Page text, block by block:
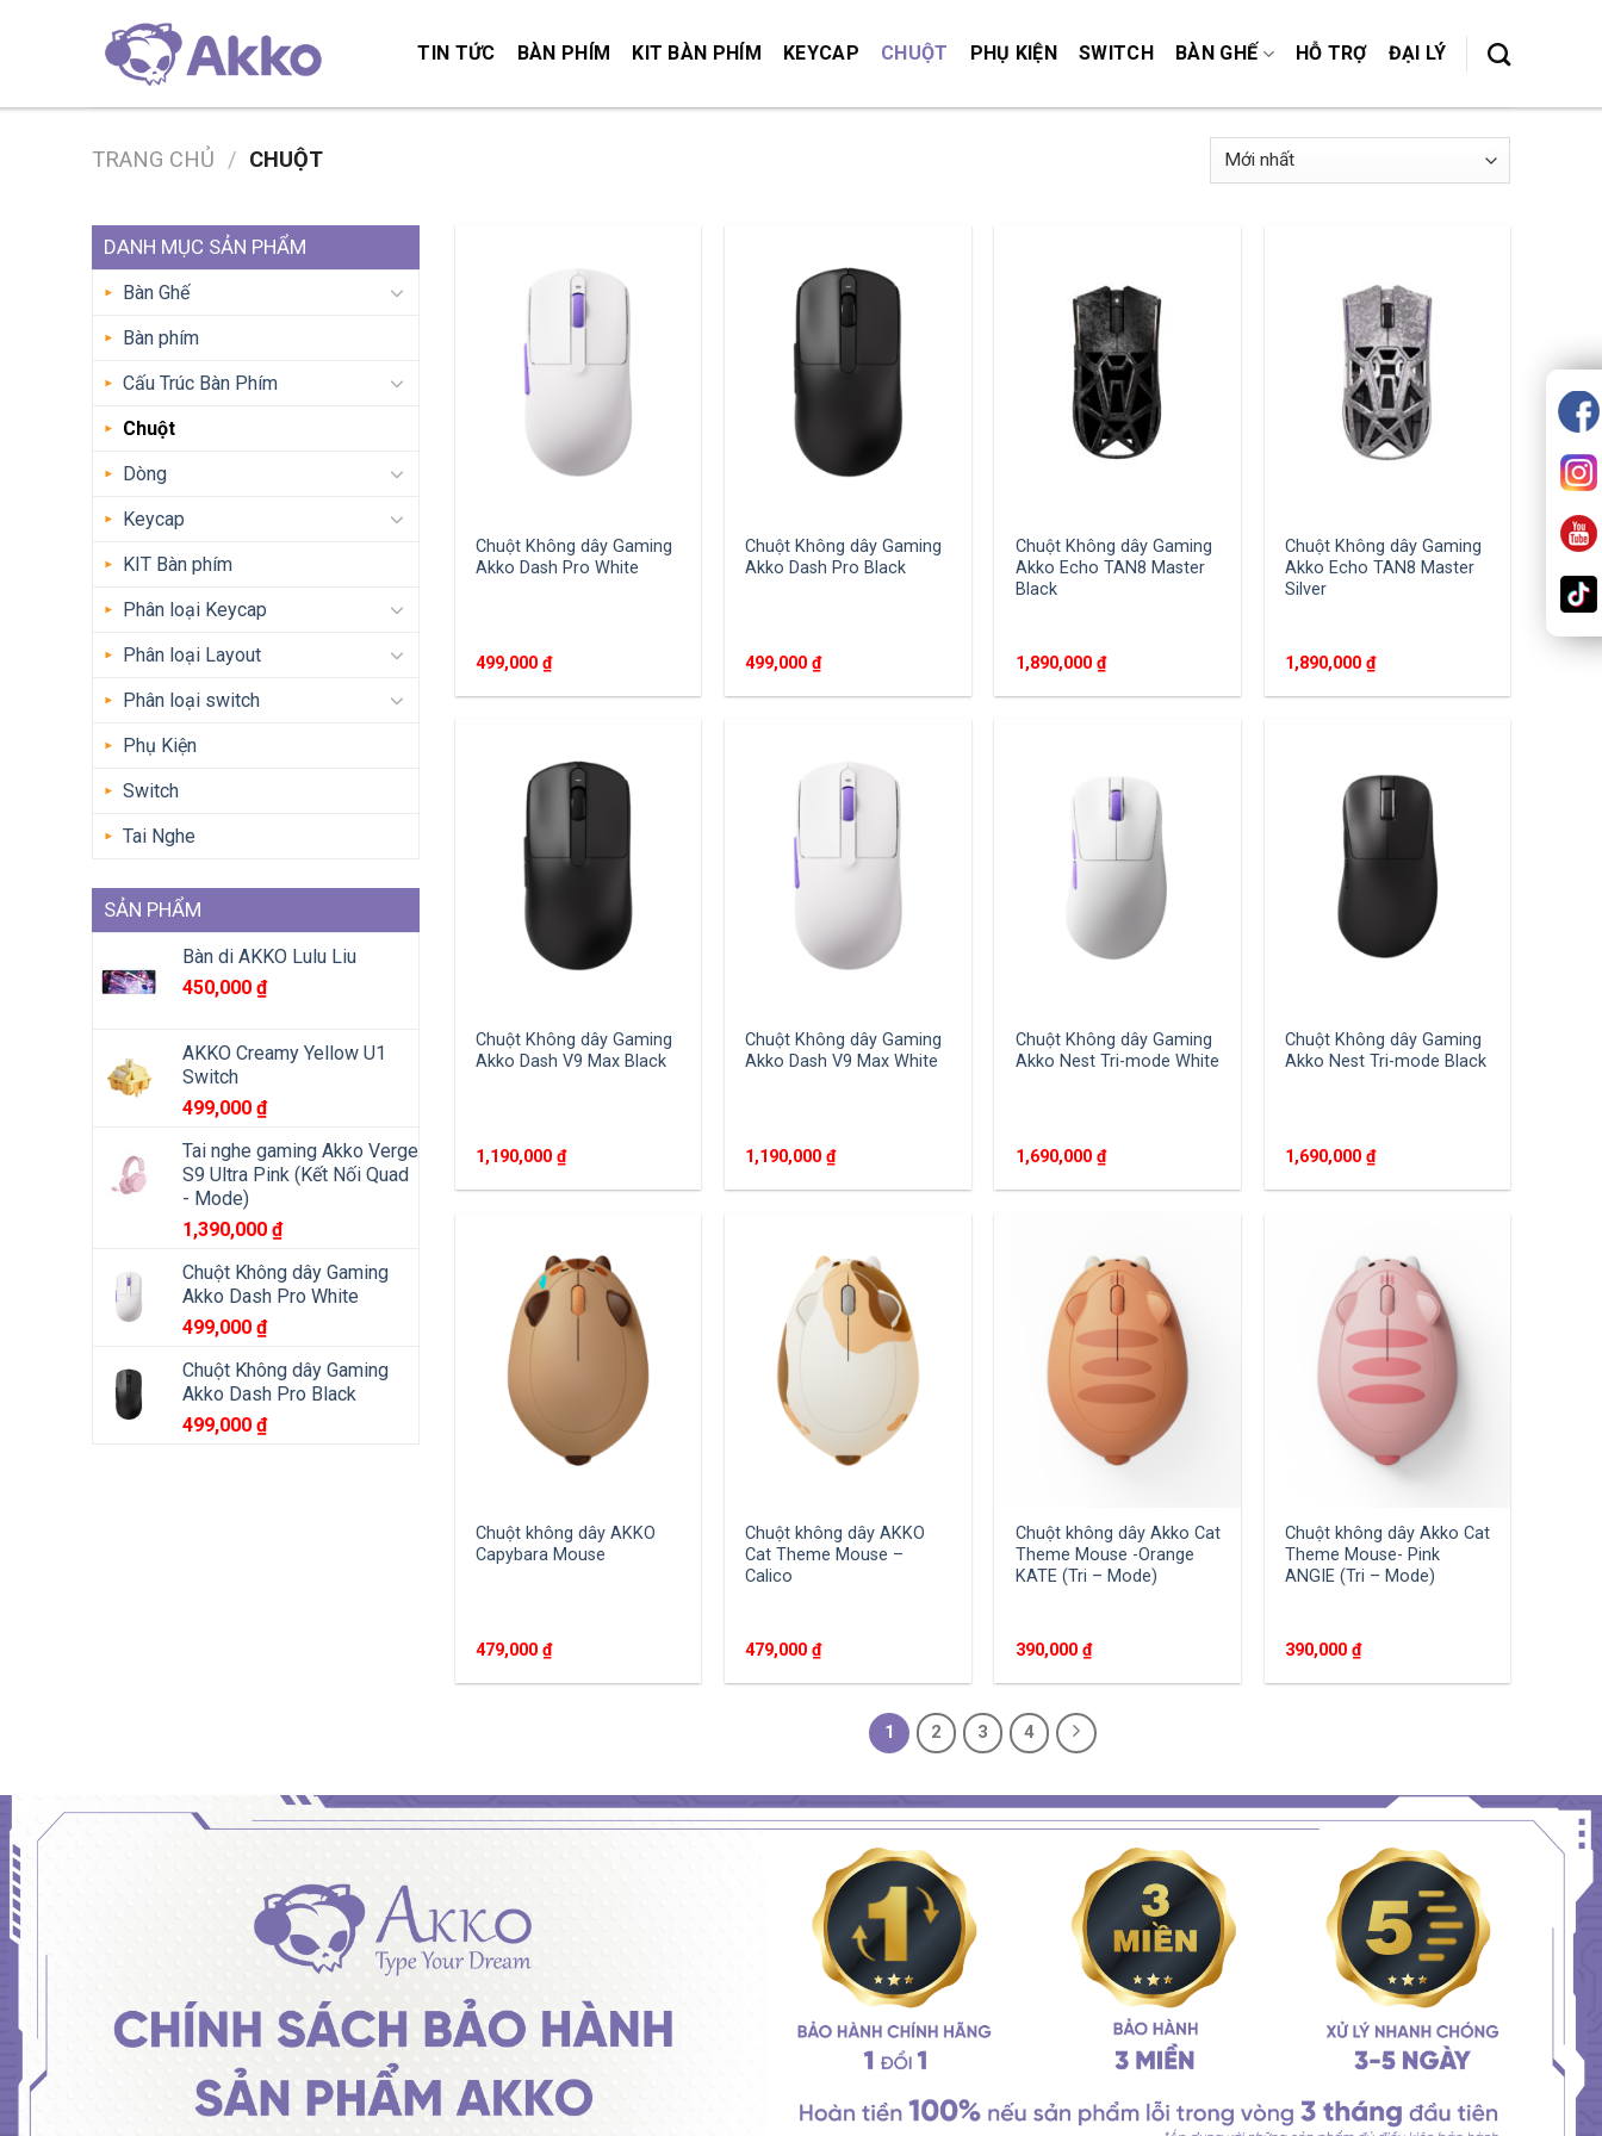
TIN TỨC BÀN PHÍM KIT BÀN PHÍM KEYCAP CHUỘT PHỤ KIỆN SWITCH BÀN GHẾ HỖ TRỢ ĐẠI LÝ
TRANG CHỦ / CHUỘT
DANH MỤC SẢN PHẨM
Bàn Ghế
Bàn phím
Cấu Trúc Bàn Phím
Chuột
Dòng
Keycap
KIT Bàn phím
Phân loại Keycap
Phân loại Layout
Phân loại switch
Phụ Kiện
Switch
Tai Nghe
SẢN PHẨM
Bàn di AKKO Lulu Liu
450,000 ₫
AKKO Creamy Yellow U1
Switch
499,000 ₫
Tai nghe gaming Akko Verge
S9 Ultra Pink (Kết Nối Quad
- Mode)
1,390,000 ₫
Chuột Không dây Gaming
Akko Dash Pro White
499,000 ₫
Chuột Không dây Gaming
Akko Dash Pro Black
499,000 ₫
Chuột Không dây Gaming
Akko Dash Pro White
499,000₫
Chuột Không dây Gaming
Akko Dash Pro Black
499,000₫
Chuột Không dây Gaming
Akko Echo TAN8 Master
Black
1,890,000 ₫
Chuột Không dây Gaming
Akko Echo TAN8 Master
Silver
1,890,000 ₫
Chuột Không dây Gaming
Akko Dash V9 Max Black
1,190,000₫
Chuột Không dây Gaming
Akko Dash V9 Max White
1,190,000₫
Chuột Không dây Gaming
Akko Nest Tri-mode White
1,690,000 ₫
Chuột Không dây Gaming
Akko Nest Tri-mode Black
1,690,000 ₫
Chuột không dây AKKO
Capybara Mouse
479,000₫
Chuột không dây AKKO
Cat Theme Mouse –
Calico
479,000₫
Chuột không dây Akko Cat
Theme Mouse -Orange
KATE (Tri – Mode)
390,000 ₫
Chuột không dây Akko Cat
Theme Mouse- Pink
ANGIE (Tri – Mode)
390,000 ₫
1 2 3 4